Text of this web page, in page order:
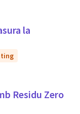
la
Residu Zero